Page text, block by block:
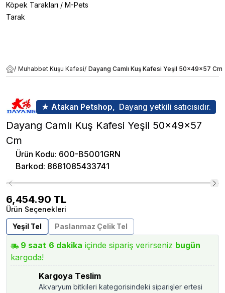
Köpek Tarakları / M-Pets
Tarak
/ Muhabbet Kuşu Kafesi/ Dayang Camlı Kuş Kafesi Yeşil 50x49x57 Cm
★ Atakan Petshop, Dayang yetkili satıcısıdır.
Dayang Camlı Kuş Kafesi Yeşil 50x49x57
Cm
Ürün Kodu: 600-B5001GRN
Barkod: 8681085433741
6,454.90 TL
Ürün Seçenekleri
Yeşil Tel
Paslanmaz Çelik Tel
9 saat 6 dakika içinde sipariş verirseniz bugün
kargoda!
Kargoya Teslim
Akvaryum bitkileri kategorisindeki siparişler ertesi